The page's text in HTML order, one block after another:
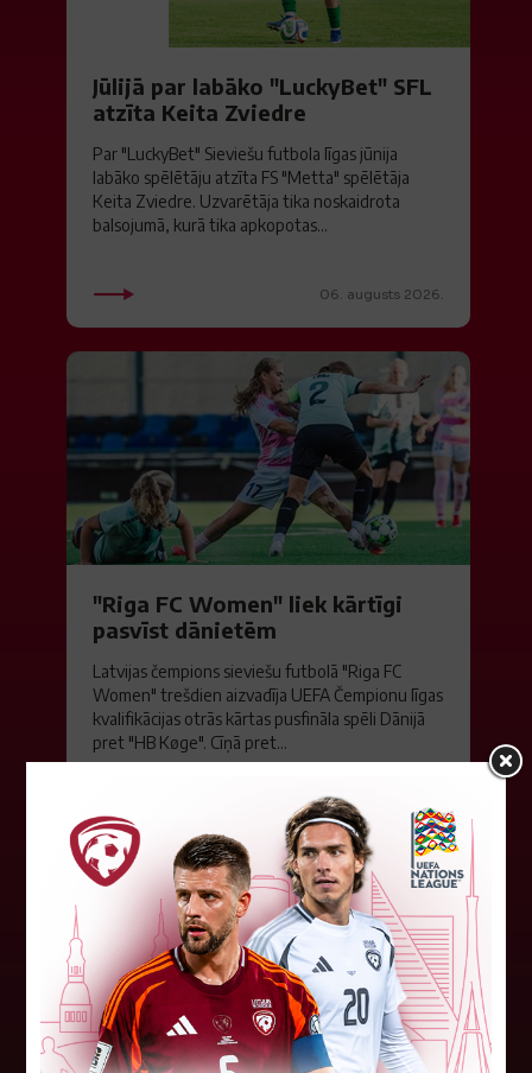
Jūlijā par labāko "LuckyBet" SFL
atzīta Keita Zviedre
Par "LuckyBet" Sieviešu futbola līgas jūnija
labāko spēlētāju atzīta FS "Metta" spēlētāja
Keita Zviedre. Uzvarētāja tika noskaidrota
balsojumā, kurā tika apkopotas...
06. augusts 2026.
"Riga FC Women" liek kārtīgi
pasvīst dānietēm
Latvijas čempions sieviešu futbolā "Riga FC
Women" trešdien aizvadīja UEFA Čempionu līgas
kvalifikācijas otrās kārtas pusfināla spēli Dānijā
pret "HB Køge". Cīņā pret...
05. augusts 2026.